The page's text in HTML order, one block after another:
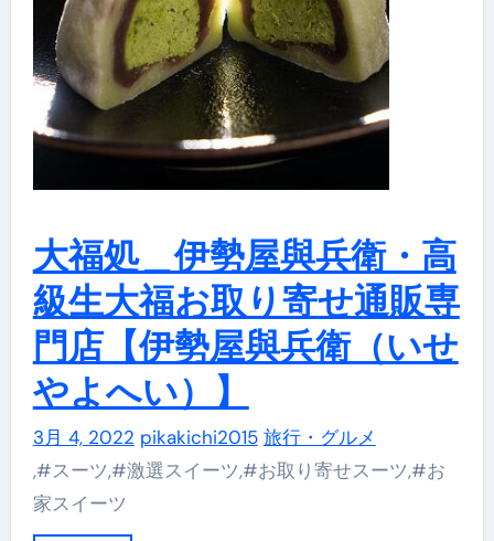
大福処＿伊勢屋與兵衛・高
級生大福お取り寄せ通販専
門店【伊勢屋與兵衛（いせ
やよへい）】
3月 4, 2022 pikakichi2015 旅行・グルメ
,#スーツ,#激選スイーツ,#お取り寄せスーツ,#お
家スイーツ